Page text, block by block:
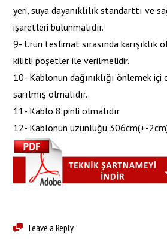
yeri, suya dayanıklılık standarttı ve
işaretleri bulunmalıdır.
9- Ürün teslimat sırasında karışıklık
kilitli poşetler ile verilmelidir.
10- Kablonun dağınıklığı önlemek içi
sarılmış olmalıdır.
11- Kablo 8 pinli olmalıdır
12- Kablonun uzunluğu 306cm(+-
Leave a Reply